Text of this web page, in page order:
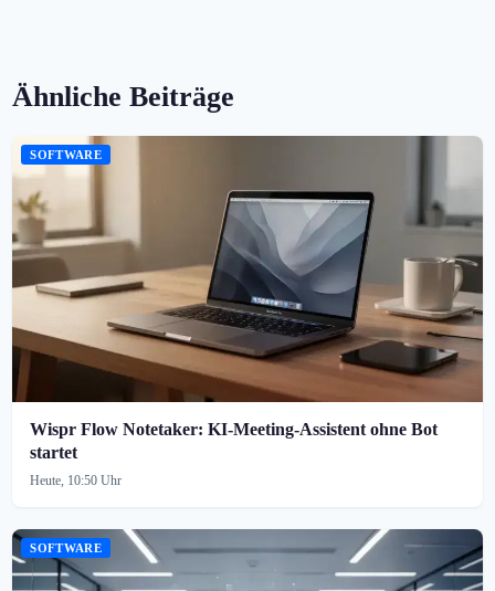
Ähnliche Beiträge
SOFTWARE
Wispr Flow Notetaker: KI-Meeting-Assistent ohne Bot
startet
Heute, 10:50 Uhr
SOFTWARE